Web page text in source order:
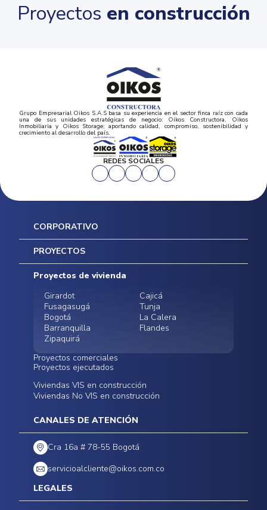
Proyectos en construcción
Grupo Empresarial Oikos S.A.S basa su experiencia en el sector finca raíz con cada
una de sus unidades estratégicas de negocio: Oikos Constructora, Oikos
Inmobiliaria y Oikos Storage; aportando calidad, compromiso, sostenibilidad y
crecimiento al desarrollo del país.
REDES SOCIALES
CORPORATIVO
Inicio
Mapa del sitio
Postventas
Contratación Directa
Noticias
PROYECTOS
Proyectos de vivienda
Girardot
Cajicá
Fusagasugá
Tunja
Bogotá
La Calera
Barranquilla
Flandes
Zipaquirá
Proyectos comerciales
Funza
Infinitum Zentral
Bodegas - ALMAX
Centro Comercial
Proyectos ejecutados
Conoce nuestros
proyectos ejecutados
Viviendas VIS en construcción
Viviendas No VIS en construcción
CANALES DE ATENCIÓN
Cra 16a # 78-55 Bogotá
servicioalcliente@oikos.com.co
LEGALES